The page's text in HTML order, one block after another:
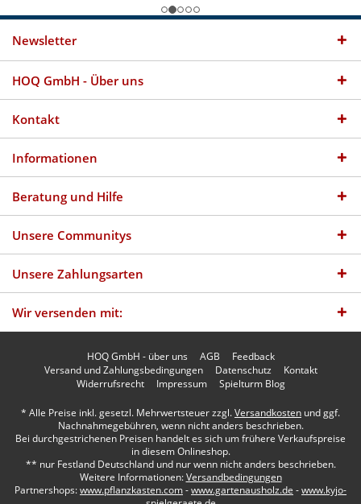
Newsletter
HOQ GmbH - Über uns
Kontakt
Informationen
Beratung und Hilfe
Unsere Communitys
Unsere Zahlungsarten
Wir versenden mit:
HOQ GmbH - über uns AGB
Feedback
Versand und Zahlungsbedingungen
Datenschutz
Kontakt
Widerrufsrecht
Impressum Spielturm Blog
* Alle Preise inkl. gesetzl. Mehrwertsteuer zzgl.Versandkosten und ggf.
Nachnahmegebühren, wenn nicht anders beschrieben.
Bei durchgestrichenen Preisen handelt es sich um frühere Verkaufspreise
in diesem Onlineshop.
** nur Festland Deutschland und nur wenn nicht anders beschrieben.
Weitere Informationen:Versandbedingungen
Partnershops:www.pflanzkasten.com-www.gartenausholz.de -www.kyjo-